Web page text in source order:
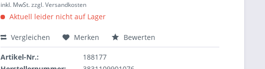
inkl. MwSt.zzgl. Versandkosten
Aktuell leider nicht auf Lager
Vergleichen Merken Bewerten
Artikel-Nr.:
188177